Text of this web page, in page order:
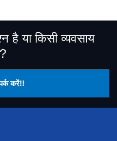
है या किसी व्यवसाय
करें!!